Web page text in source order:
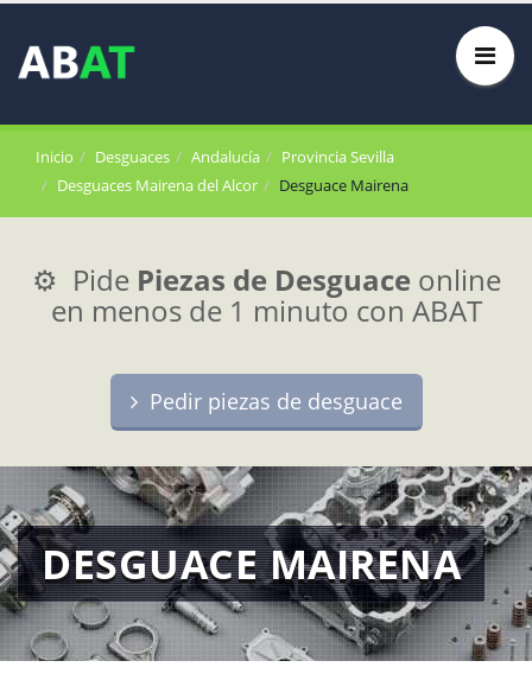
Inicio Desguaces Andalucía
Provincia Sevilla
Desguaces Mairena del Alcor
Desguace Mairena
⚙️ Pide Piezas de Desguace online
en menos de 1 minuto con ABAT
Pedir piezas de desguace
DESGUACE MAIRENA